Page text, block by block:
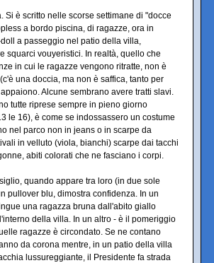
Si è scritto nelle scorse settimane di "docce
a bordo piscina, di ragazze, ora in
a passeggio nel patio della villa,
squarci vouyeristici. In realtà, quello che
in cui le ragazze vengono ritratte, non è
una doccia, ma non è saffica, tanto per
Alcune sembrano avere tratti slavi.
tutte riprese sempre in pieno giorno
le 16), è come se indossassero un costume
nel parco non in jeans o in scarpe da
in velluto (viola, bianchi) scarpe dai tacchi
abiti colorati che ne fasciano i corpi.
quando appare tra loro (in due sole
pullover blu, dimostra confidenza. In un
una ragazza bruna dall'abito giallo
della villa. In un altro - è il pomeriggio
ragazze è circondato. Se ne contano
da corona mentre, in un patio della villa
lussureggiante, il Presidente fa strada